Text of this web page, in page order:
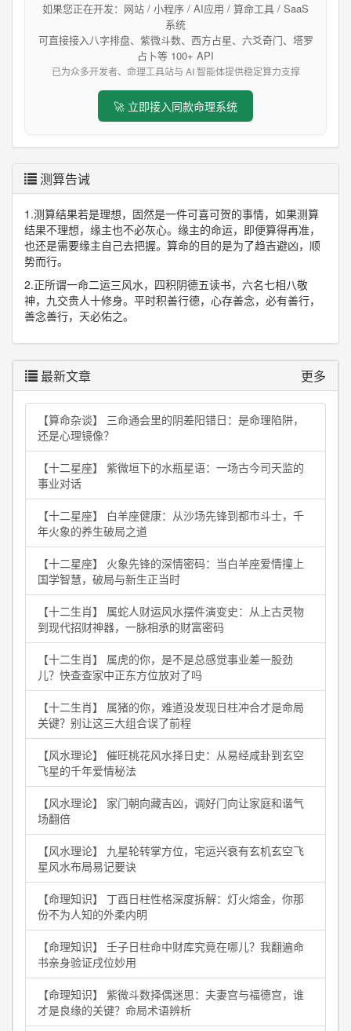
如果您正在开发：网站 / 小程序 / AI应用 / 算命工具 / SaaS
系统
可直接接入八字排盘、紫微斗数、西方占星、六爻奇门、塔罗
占卜等 100+ API
已为众多开发者、命理工具站与 AI 智能体提供稳定算力支撑
🚀 立即接入同款命理系统
测算告诫
1.测算结果若是理想，固然是一件可喜可贺的事情，如果测算
结果不理想，缘主也不必灰心。缘主的命运，即便算得再准，
也还是需要缘主自己去把握。算命的目的是为了趋吉避凶，顺
势而行。
2.正所谓一命二运三风水，四积阴德五读书，六名七相八敬
神，九交贵人十修身。平时积善行德，心存善念，必有善行，
善念善行，天必佑之。
最新文章 更多
【算命杂谈】 三命通会里的阴差阳错日：是命理陷阱，
还是心理镜像？
【十二星座】 紫微垣下的水瓶星语：一场古今司天监的
事业对话
【十二星座】 白羊座健康：从沙场先锋到都市斗士，千
年火象的养生破局之道
【十二星座】 火象先锋的深情密码：当白羊座爱情撞上
国学智慧，破局与新生正当时
【十二生肖】 属蛇人财运风水摆件演变史：从上古灵物
到现代招财神器，一脉相承的财富密码
【十二生肖】 属虎的你，是不是总感觉事业差一股劲
儿？快查查家中正东方位放对了吗
【十二生肖】 属猪的你，难道没发现日柱冲合才是命局
关键？别让这三大组合误了前程
【风水理论】 催旺桃花风水择日史：从易经咸卦到玄空
飞星的千年爱情秘法
【风水理论】 家门朝向藏吉凶，调好门向让家庭和谐气
场翻倍
【风水理论】 九星轮转掌方位，宅运兴衰有玄机玄空飞
星风水布局易记要诀
【命理知识】 丁酉日柱性格深度拆解：灯火熔金，你那
份不为人知的外柔内明
【命理知识】 壬子日柱命中财库究竟在哪儿？我翻遍命
书亲身验证戌位妙用
【命理知识】 紫微斗数择偶迷思：夫妻宫与福德宫，谁
才是良缘的关键？命局术语辨析